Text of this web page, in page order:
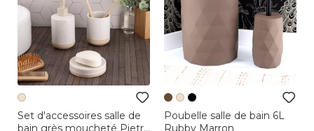
Set d'accessoires salle de
Poubelle salle de bain 6L